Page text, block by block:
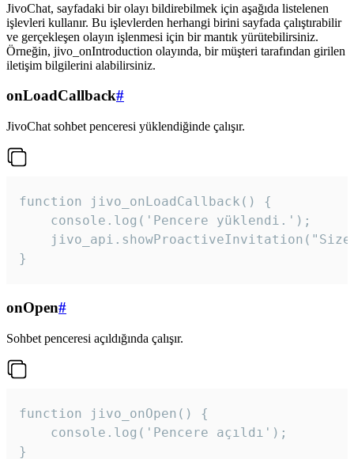
JivoChat, sayfadaki bir olayı bildirebilmek için aşağıda listelenen
işlevleri kullanır. Bu işlevlerden herhangi birini sayfada çalıştırabilir
ve gerçekleşen olayın işlenmesi için bir mantık yürütebilirsiniz.
Örneğin, jivo_onIntroduction olayında, bir müşteri tarafından girilen
iletişim bilgilerini alabilirsiniz.
onLoadCallback#
JivoChat sohbet penceresi yüklendiğinde çalışır.
function jivo_onLoadCallback() {
    console.log('Pencere yüklendi.');
}
onOpen#
Sohbet penceresi açıldığında çalışır.
function jivo_onOpen() {
    console.log('Pencere açıldı');
}